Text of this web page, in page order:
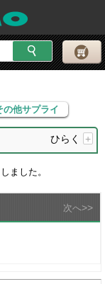
他サプライ
の他サプライ
ひらく +
ました。
次へ>>